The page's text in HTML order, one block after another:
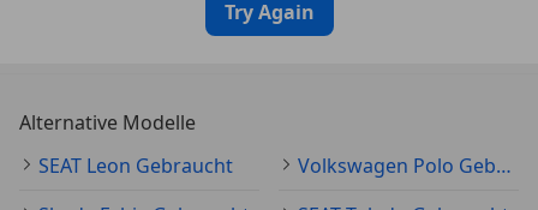
Try Again
Alternative Modelle
SEAT Leon Gebraucht
Volkswagen Polo Gebraucht